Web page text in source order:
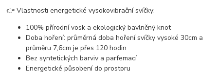
👉 Vlastnosti energetické vysokovibrační svíčky:
100% přírodní vosk a ekologický bavlněný knot
Doba hoření: průměrná doba hoření svíčky vysoké 30cm a
průměru 7,6cm je přes 120 hodin
Bez syntetických barviv a parfemací
Energetické působení do prostoru